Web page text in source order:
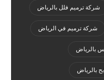
شركة ترميم فلل بالرياض
شركة ترميم في الرياض
بالرياض
بالرياض